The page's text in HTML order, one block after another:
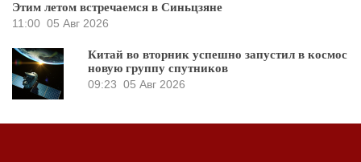
Этим летом встречаемся в Синьцзяне
11:00 05 Авг 2026
Китай во вторник успешно запустил в космос
новую группу спутников
09:23 05 Авг 2026